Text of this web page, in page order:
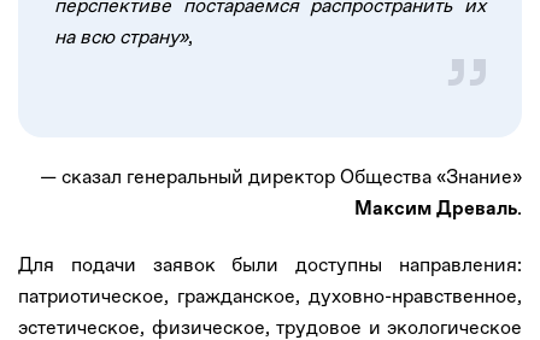
перспективе постараемся распространить их
на всю страну»,
— сказал генеральный директор Общества «Знание»
Максим Древаль.
Для подачи заявок были доступны направления:
патриотическое, гражданское, духовно-нравственное,
эстетическое, физическое, трудовое и экологическое